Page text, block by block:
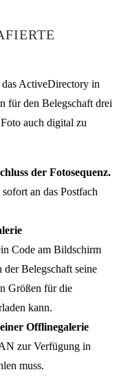
ActiveDirectory in
für den Belegschaft drei
auch digital zu
der Fotosequenz.
an das Postfach
Code am Bildschirm
der Belegschaft seine
Größen für die
kann.
Offlinegalerie
zur Verfügung in
muss.